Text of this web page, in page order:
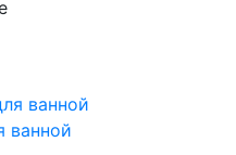
ванной